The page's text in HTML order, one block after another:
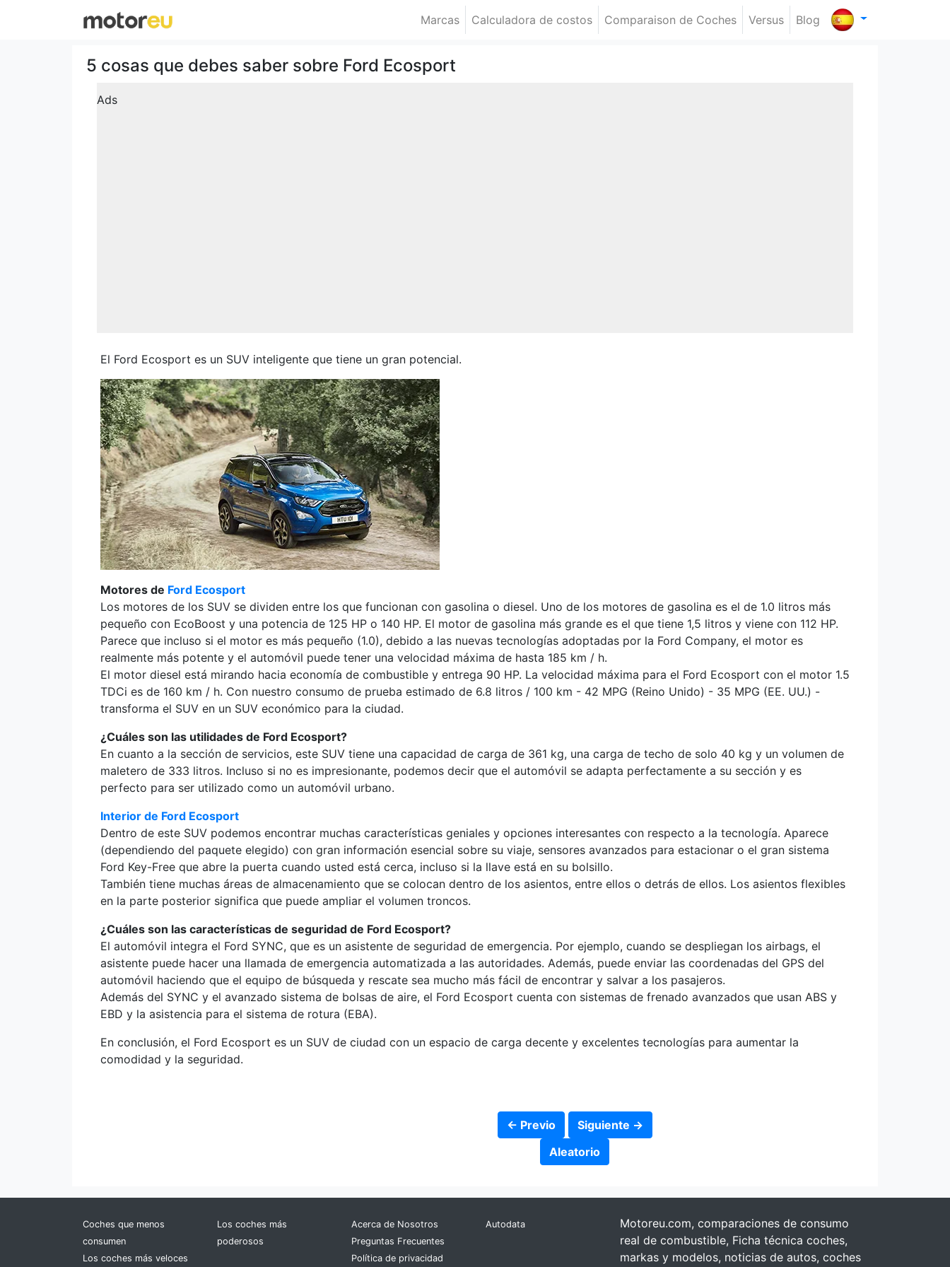
Marcas Calculadora de costos Comparaison de Coches Versus Blog
5 cosas que debes saber sobre Ford Ecosport
Ads
El Ford Ecosport es un SUV inteligente que tiene un gran potencial.
Motores de Ford Ecosport
Los motores de los SUV se dividen entre los que funcionan con gasolina o diesel. Uno de los motores de gasolina es el de 1.0 litros más
pequeño con EcoBoost y una potencia de 125 HP o 140 HP. El motor de gasolina más grande es el que tiene 1,5 litros y viene con 112 HP.
Parece que incluso si el motor es más pequeño (1.0), debido a las nuevas tecnologías adoptadas por la Ford Company, el motor es
realmente más potente y el automóvil puede tener una velocidad máxima de hasta 185 km / h.
El motor diesel está mirando hacia economía de combustible y entrega 90 HP. La velocidad máxima para el Ford Ecosport con el motor 1.5
TDCi es de 160 km / h. Con nuestro consumo de prueba estimado de 6.8 litros / 100 km - 42 MPG (Reino Unido) - 35 MPG (EE. UU.) -
transforma el SUV en un SUV económico para la ciudad.
¿Cuáles son las utilidades de Ford Ecosport?
En cuanto a la sección de servicios, este SUV tiene una capacidad de carga de 361 kg, una carga de techo de solo 40 kg y un volumen de
maletero de 333 litros. Incluso si no es impresionante, podemos decir que el automóvil se adapta perfectamente a su sección y es
perfecto para ser utilizado como un automóvil urbano.
Interior de Ford Ecosport
Dentro de este SUV podemos encontrar muchas características geniales y opciones interesantes con respecto a la tecnología. Aparece
(dependiendo del paquete elegido) con gran información esencial sobre su viaje, sensores avanzados para estacionar o el gran sistema
Ford Key-Free que abre la puerta cuando usted está cerca, incluso si la llave está en su bolsillo.
También tiene muchas áreas de almacenamiento que se colocan dentro de los asientos, entre ellos o detrás de ellos. Los asientos flexibles
en la parte posterior significa que puede ampliar el volumen troncos.
¿Cuáles son las características de seguridad de Ford Ecosport?
El automóvil integra el Ford SYNC, que es un asistente de seguridad de emergencia. Por ejemplo, cuando se despliegan los airbags, el
asistente puede hacer una llamada de emergencia automatizada a las autoridades. Además, puede enviar las coordenadas del GPS del
automóvil haciendo que el equipo de búsqueda y rescate sea mucho más fácil de encontrar y salvar a los pasajeros.
Además del SYNC y el avanzado sistema de bolsas de aire, el Ford Ecosport cuenta con sistemas de frenado avanzados que usan ABS y
EBD y la asistencia para el sistema de rotura (EBA).
En conclusión, el Ford Ecosport es un SUV de ciudad con un espacio de carga decente y excelentes tecnologías para aumentar la
comodidad y la seguridad.
← Previo
Siguiente →
Aleatorio
Coches que menos
consumen
Los coches más veloces
Los coches más
poderosos
Acerca de Nosotros
Preguntas Frecuentes
Política de privacidad
Autodata
Motoreu.com, comparaciones de consumo
real de combustible, Ficha técnica coches,
markas y modelos, noticias de autos, coches